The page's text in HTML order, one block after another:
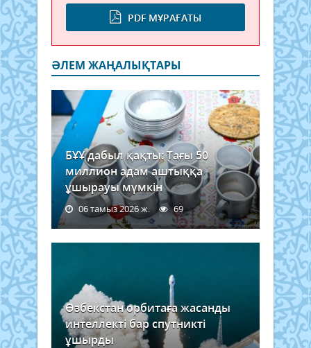
PDF МҰРАҒАТЫ
ӘЛЕМ ЖАҢАЛЫҚТАРЫ
БҰҰ дабыл қақты: Тағы 50
миллион адам аштыққа
ұшырауы мүмкін
06 тамыз 2026 ж. 69
Өзбекстан орбитаға жасанды
интеллекті бар спутникті
ұшырды